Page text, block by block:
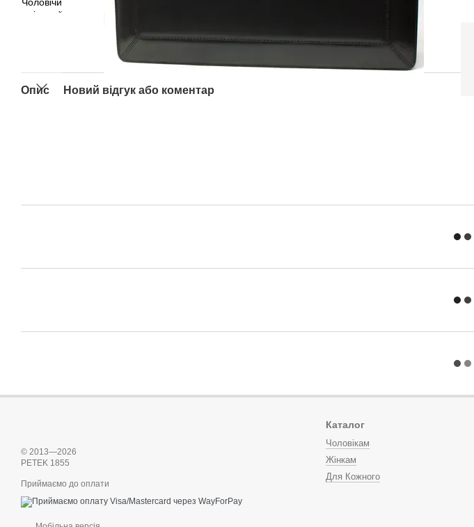
Опис Новий відгук або коментар
© 2013—2026
PETEK 1855
Приймаємо до оплати
Каталог
Чоловікам
Жінкам
Для Кожного